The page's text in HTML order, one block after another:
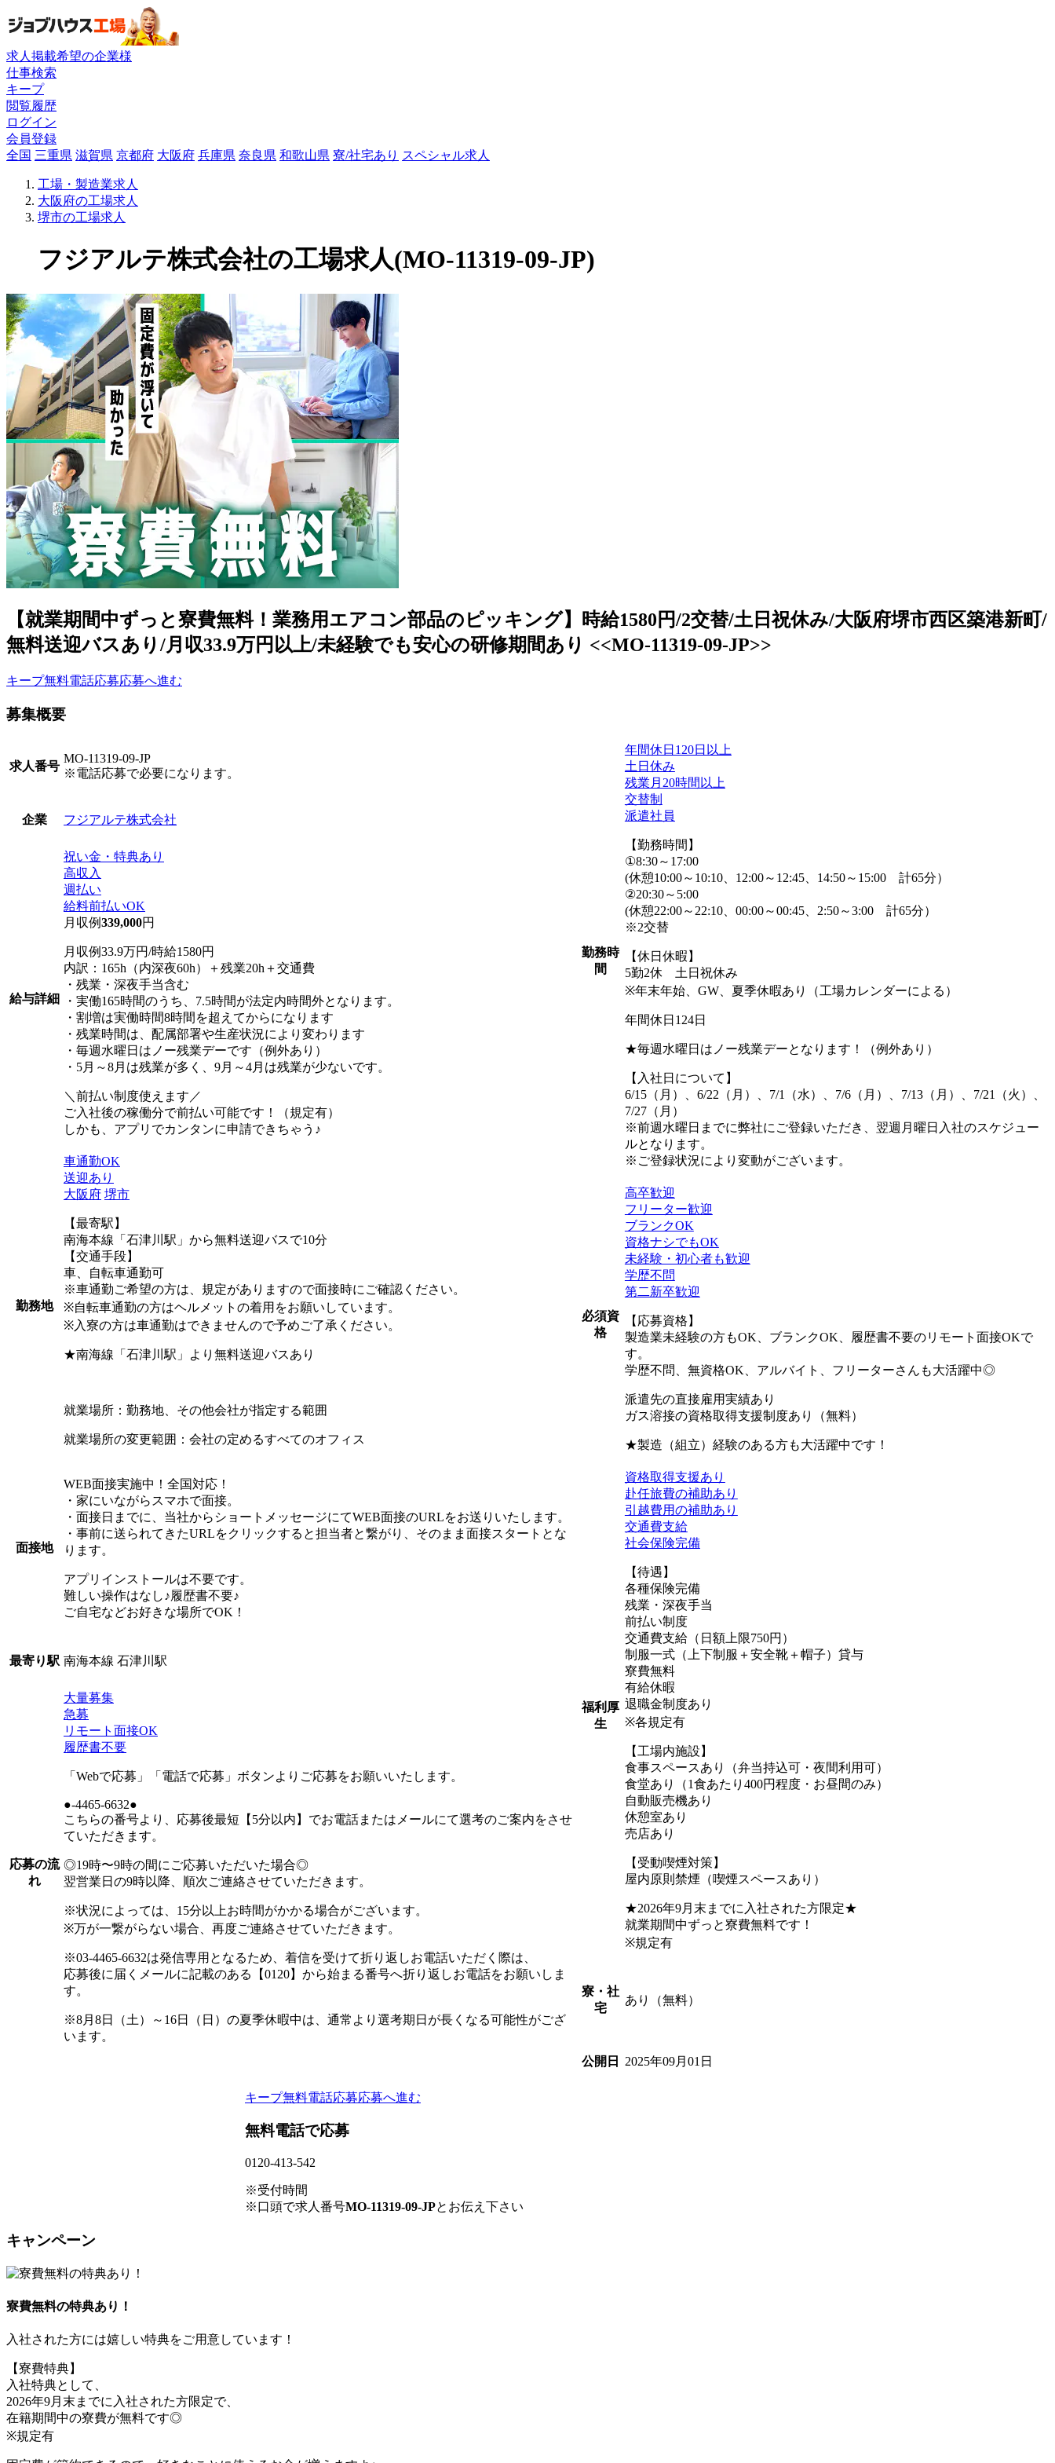
求人掲載希望の企業様
仕事検索
キープ
閲覧履歴
ログイン
会員登録
全国 三重県 滋賀県 京都府 大阪府 兵庫県 奈良県 和歌山県 寮/社宅あり スペシャル求人
工場・製造業求人
大阪府の工場求人
堺市の工場求人
フジアルテ株式会社の工場求人(MO-11319-09-JP)
【就業期間中ずっと寮費無料！業務用エアコン部品のピッキング】時給1580円/2交替/土日祝休み/大阪府堺市西区築港新町/
無料送迎バスあり/月収33.9万円以上/未経験でも安心の研修期間あり <<MO-11319-09-JP>>
キープ無料電話応募応募へ進む
募集概要
求人番号
MO-11319-09-JP
※電話応募で必要になります。
企業 フジアルテ株式会社
給与詳細
祝い金・特典あり
高収入
週払い
給料前払いOK
月収例339,000円
月収例33.9万円/時給1580円
内訳：165h（内深夜60h）＋残業20h＋交通費
・残業・深夜手当含む
・実働165時間のうち、7.5時間が法定内時間外となります。
・割増は実働時間8時間を超えてからになります
・残業時間は、配属部署や生産状況により変わります
・毎週水曜日はノー残業デーです（例外あり）
・5月～8月は残業が多く、9月～4月は残業が少ないです。
＼前払い制度使えます／
ご入社後の稼働分で前払い可能です！（規定有）
しかも、アプリでカンタンに申請できちゃう♪
勤務地
車通勤OK
送迎あり
大阪府 堺市
【最寄駅】
南海本線「石津川駅」から無料送迎バスで10分
【交通手段】
車、自転車通勤可
※車通勤ご希望の方は、規定がありますので面接時にご確認ください。
※自転車通勤の方はヘルメットの着用をお願いしています。
※入寮の方は車通勤はできませんので予めご了承ください。
★南海線「石津川駅」より無料送迎バスあり
就業場所：勤務地、その他会社が指定する範囲
就業場所の変更範囲：会社の定めるすべてのオフィス
面接地
WEB面接実施中！全国対応！
・家にいながらスマホで面接。
・面接日までに、当社からショートメッセージにてWEB面接のURLをお送りいたします。
・事前に送られてきたURLをクリックすると担当者と繋がり、そのまま面接スタートとな
ります。
アプリインストールは不要です。
難しい操作はなし♪履歴書不要♪
ご自宅などお好きな場所でOK！
最寄り駅 南海本線 石津川駅
応募の流
れ
大量募集
急募
リモート面接OK
履歴書不要
「Webで応募」「電話で応募」ボタンよりご応募をお願いいたします。
●-4465-6632●
こちらの番号より、応募後最短【5分以内】でお電話またはメールにて選考のご案内をさせ
ていただきます。
◎19時〜9時の間にご応募いただいた場合◎
翌営業日の9時以降、順次ご連絡させていただきます。
※状況によっては、15分以上お時間がかかる場合がございます。
※万が一繋がらない場合、再度ご連絡させていただきます。
※03-4465-6632は発信専用となるため、着信を受けて折り返しお電話いただく際は、
応募後に届くメールに記載のある【0120】から始まる番号へ折り返しお電話をお願いしま
す。
※8月8日（土）～16日（日）の夏季休暇中は、通常より選考期日が長くなる可能性がござ
います。
勤務時
間
年間休日120日以上
土日休み
残業月20時間以上
交替制
派遣社員
【勤務時間】
①8:30～17:00
(休憩10:00～10:10、12:00～12:45、14:50～15:00 計65分）
②20:30～5:00
(休憩22:00～22:10、00:00～00:45、2:50～3:00 計65分）
※2交替
【休日休暇】
5勤2休 土日祝休み
※年末年始、GW、夏季休暇あり（工場カレンダーによる）
年間休日124日
★毎週水曜日はノー残業デーとなります！（例外あり）
【入社日について】
6/15（月）、6/22（月）、7/1（水）、7/6（月）、7/13（月）、7/21（火）、
7/27（月）
※前週水曜日までに弊社にご登録いただき、翌週月曜日入社のスケジュー
ルとなります。
※ご登録状況により変動がございます。
必須資
格
高卒歓迎
フリーター歓迎
ブランクOK
資格ナシでもOK
未経験・初心者も歓迎
学歴不問
第二新卒歓迎
【応募資格】
製造業未経験の方もOK、ブランクOK、履歴書不要のリモート面接OKで
す。
学歴不問、無資格OK、アルバイト、フリーターさんも大活躍中◎
派遣先の直接雇用実績あり
ガス溶接の資格取得支援制度あり（無料）
★製造（組立）経験のある方も大活躍中です！
福利厚
生
資格取得支援あり
赴任旅費の補助あり
引越費用の補助あり
交通費支給
社会保険完備
【待遇】
各種保険完備
残業・深夜手当
前払い制度
交通費支給（日額上限750円）
制服一式（上下制服＋安全靴＋帽子）貸与
寮費無料
有給休暇
退職金制度あり
※各規定有
【工場内施設】
食事スペースあり（弁当持込可・夜間利用可）
食堂あり（1食あたり400円程度・お昼間のみ）
自動販売機あり
休憩室あり
売店あり
【受動喫煙対策】
屋内原則禁煙（喫煙スペースあり）
★2026年9月末までに入社された方限定★
就業期間中ずっと寮費無料です！
※規定有
寮・社
宅
あり（無料）
公開日 2025年09月01日
キープ無料電話応募応募へ進む
無料電話で応募
0120-413-542
※受付時間
※口頭で求人番号MO-11319-09-JPとお伝え下さい
キャンペーン
寮費無料の特典あり！
入社された方には嬉しい特典をご用意しています！
【寮費特典】
入社特典として、
2026年9月末までに入社された方限定で、
在籍期間中の寮費が無料です◎
※規定有